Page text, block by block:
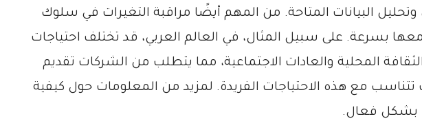
وتحليل البيانات المتاحة. من المهم أيضًا مراقبة التغيرات في سلوك
معها بسرعة. على سبيل المثال، في العالم العربي، قد تختلف احتياجات
المحلية والعادات الاجتماعية، مما يتطلب من الشركات تقديم
مع هذه الاحتياجات الفريدة. لمزيد من المعلومات حول كيفية
بشكل فعال.